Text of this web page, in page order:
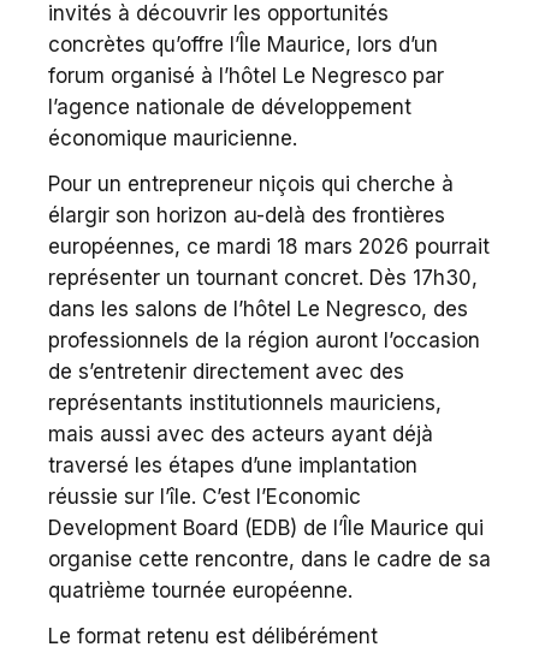
invités à découvrir les opportunités
concrètes qu’offre l’Île Maurice, lors d’un
forum organisé à l’hôtel Le Negresco par
l’agence nationale de développement
économique mauricienne.
Pour un entrepreneur niçois qui cherche à
élargir son horizon au-delà des frontières
européennes, ce mardi 18 mars 2026 pourrait
représenter un tournant concret. Dès 17h30,
dans les salons de l’hôtel Le Negresco, des
professionnels de la région auront l’occasion
de s’entretenir directement avec des
représentants institutionnels mauriciens,
mais aussi avec des acteurs ayant déjà
traversé les étapes d’une implantation
réussie sur l’île. C’est l’Economic
Development Board (EDB) de l’Île Maurice qui
organise cette rencontre, dans le cadre de sa
quatrième tournée européenne.
Le format retenu est délibérément